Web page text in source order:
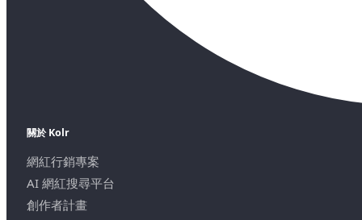
關於 Kolr
網紅行銷專案
AI 網紅搜尋平台
創作者計畫